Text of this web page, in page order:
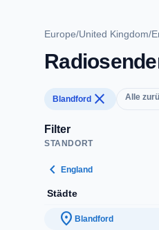
Europe/United Kingdom/
Blandford close Alle
Filter
STANDORT
chevron_left England
Städte
location_on Blandford